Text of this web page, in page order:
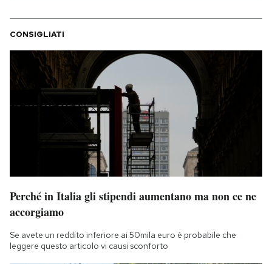
CONSIGLIATI
Perché in Italia gli stipendi aumentano ma non ce ne
accorgiamo
Se avete un reddito inferiore ai 50mila euro è probabile che
leggere questo articolo vi causi sconforto